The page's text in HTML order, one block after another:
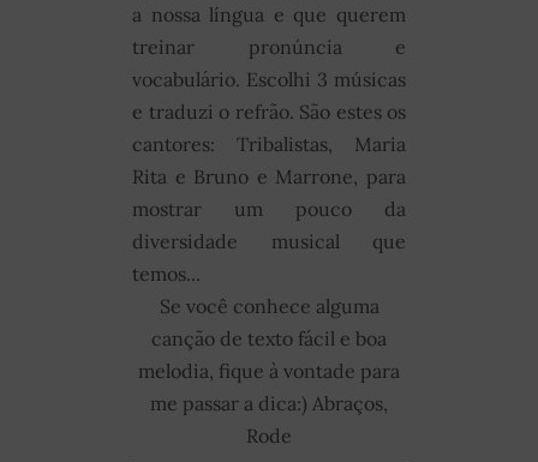
a nossa língua e que querem
treinar pronúncia e
vocabulário. Escolhi 3 músicas
e traduzi o refrão. São estes os
cantores: Tribalistas, Maria
Rita e Bruno e Marrone, para
mostrar um pouco da
diversidade musical que
temos...
Se você conhece alguma
canção de texto fácil e boa
melodia, fique à vontade para
me passar a dica:) Abraços,
Rode